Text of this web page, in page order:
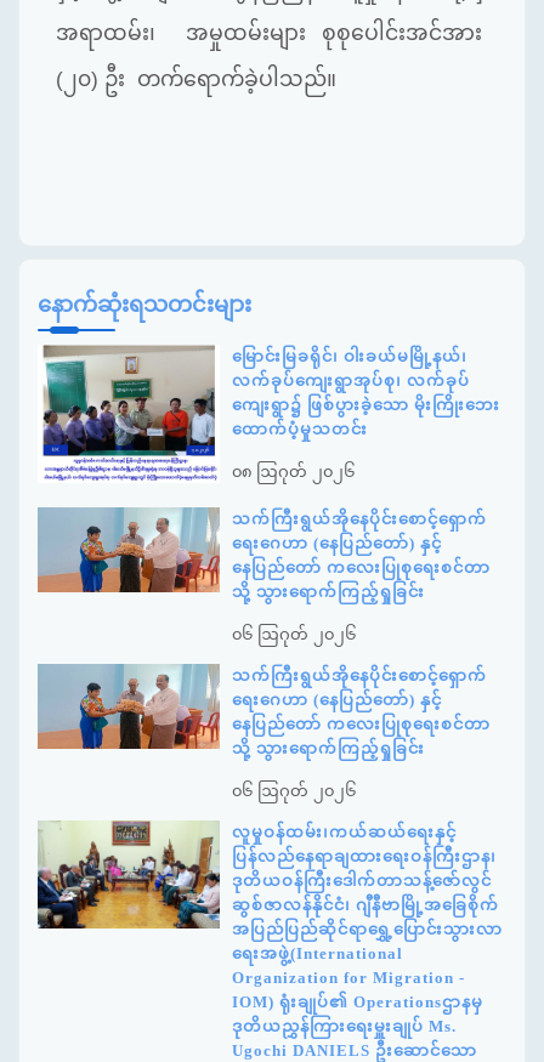
အရာထမ်း၊ အမှုထမ်းများ စုစုပေါင်းအင်အား
(၂၀) ဦး တက်ရောက်ခဲ့ပါသည်။
နောက်ဆုံးရသတင်းများ
မြောင်းမြခရိုင်၊ ဝါးခယ်မမြို့နယ်၊
လက်ခုပ်ကျေးရွာအုပ်စု၊ လက်ခုပ်
ကျေးရွာ၌ ဖြစ်ပွားခဲ့သော မိုးကြိုးဘေး
ထောက်ပံ့မှုသတင်း
၀၈ ဩဂုတ် ၂၀၂၆
သက်ကြီးရွယ်အိုနေပိုင်းစောင့်ရှောက်
ရေးဂေဟာ (နေပြည်တော်) နှင့်
နေပြည်တော် ကလေးပြုစုရေးစင်တာ
သို့ သွားရောက်ကြည့်ရှုခြင်း
၀၆ ဩဂုတ် ၂၀၂၆
သက်ကြီးရွယ်အိုနေပိုင်းစောင့်ရှောက်
ရေးဂေဟာ (နေပြည်တော်) နှင့်
နေပြည်တော် ကလေးပြုစုရေးစင်တာ
သို့ သွားရောက်ကြည့်ရှုခြင်း
၀၆ ဩဂုတ် ၂၀၂၆
လူမှုဝန်ထမ်း၊ကယ်ဆယ်ရေးနှင့်
ပြန်လည်နေရာချထားရေးဝန်ကြီးဌာန၊
ဒုတိယဝန်ကြီးဒေါက်တာသန့်ဇော်လွင်
ဆွစ်ဇာလန်နိုင်ငံ၊ ဂျီနီဗာမြို့အခြေစိုက်
အပြည်ပြည်ဆိုင်ရာရွှေ့ပြောင်းသွားလာ
ရေးအဖွဲ့(International
Organization for Migration -
IOM) ရုံးချုပ်၏ Operationsဌာနမှ
ဒုတိယညွှန်ကြားရေးမှူးချုပ် Ms.
Ugochi DANIELS ဦးဆောင်သော